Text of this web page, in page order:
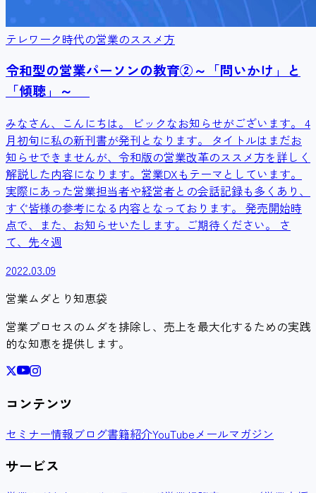
テレワーク時代の営業のススメ方
令和型の営業パーソンの教育②～「問いかけ」と
「傾聴」～
みなさん、こんにちは。 ビックなお知らせがございます。 4
月初旬に私の新刊書が発刊となります。 タイトルはまだお
知らせできませんが、令和版の営業改革のススメ方を詳しく
解説した内容になります。営業DXもテーマとしています。
実際にあった営業担当者や経営者との会話記録も多くあり、
すぐ皆様の参考になる内容となっております。 発売開始時
点で、また、お知らせいたします。ご期待ください。 さ
て、先々週
2022.03.09
営業ムダとり知恵袋
営業プロセスのムダを排除し、売上を最大化するための実践
的な知恵を提供します。
コンテンツ
セミナー情報ブログ書籍紹介YouTubeメールマガジン
サービス